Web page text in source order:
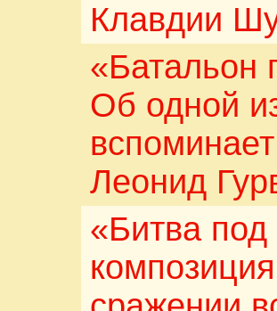
Клавдии
«Батальон
Об одной
Леонид
«Битва